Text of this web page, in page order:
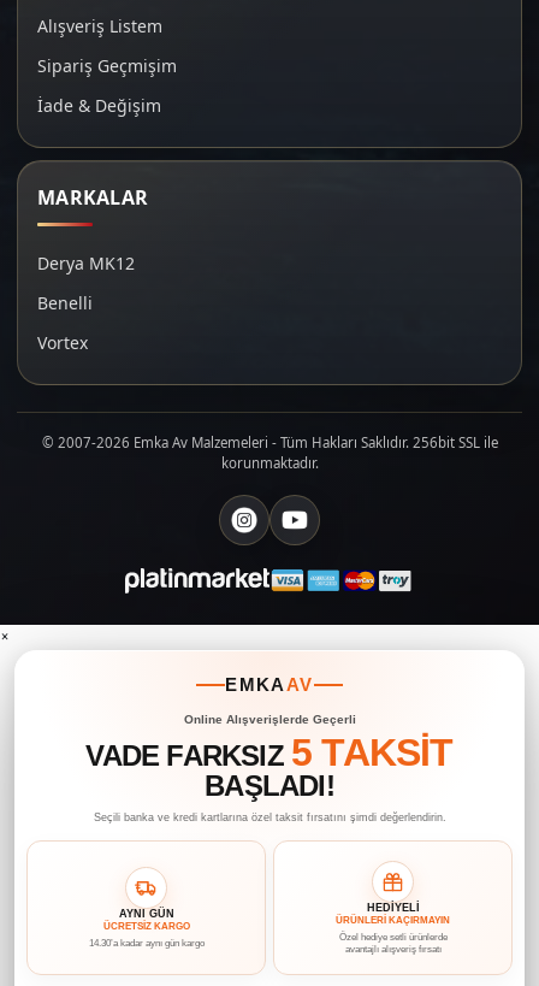
Alışveriş Listem
Sipariş Geçmişim
İade & Değişim
MARKALAR
Derya MK12
Benelli
Vortex
© 2007-2026 Emka Av Malzemeleri - Tüm Hakları Saklıdır. 256bit SSL ile
korunmaktadır.
×
EMKAAV
Online Alışverişlerde Geçerli
VADE FARKSIZ 5 TAKSİT
BAŞLADI!
Seçili banka ve kredi kartlarına özel taksit fırsatını şimdi değerlendirin.
AYNI GÜN
ÜCRETSİZ KARGO
14.30’a kadar aynı gün kargo
HEDİYELİ
ÜRÜNLERİ KAÇIRMAYIN
Özel hediye setli ürünlerde
avantajlı alışveriş fırsatı